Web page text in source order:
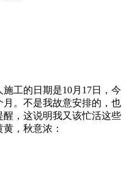
工的日期是10月17日，今
月。不是我故意安排的，也
，这说明我又该忙活这些
，秋意浓：